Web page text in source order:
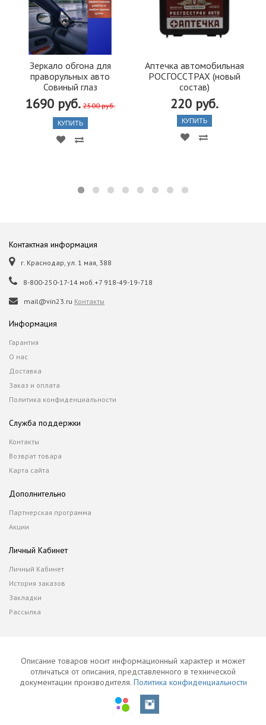
Зеркало обгона для
праворульных авто
Совиный глаз
1690 руб. 2500 руб.
КУПИТЬ
Аптечка автомобильная
РОСГОССТРАХ (новый
состав)
220 руб.
КУПИТЬ
Контактная информация
г. Краснодар, ул. 1 мая, 388
8-800-250-17-14 моб.+7 918-49-19-718
mail@vin23.ru Контакты
Информация
Гарантия
О нас
Доставка
Заказ и оплата
Политика конфиденциальности
Служба поддержки
Контакты
Возврат товара
Карта сайта
Дополнительно
Партнерская программа
Акции
Личный Кабинет
Личный Кабинет
История заказов
Закладки
Рассылка
Описание товаров носит информационный характер и может
отличаться от описания, представленного в технической
документации производителя. Политика конфиденциальности